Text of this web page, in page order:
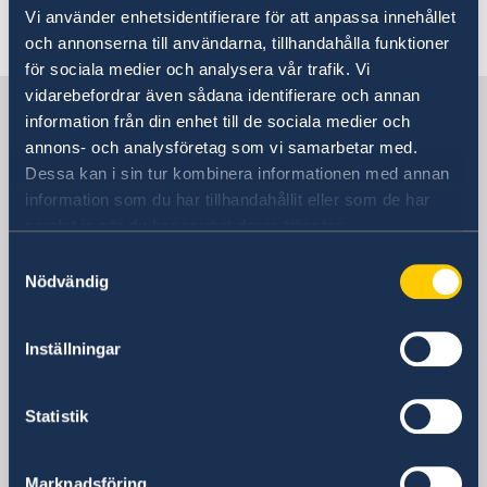
Vi använder enhetsidentifierare för att anpassa innehållet
och annonserna till användarna, tillhandahålla funktioner
för sociala medier och analysera vår trafik. Vi
vidarebefordrar även sådana identifierare och annan
information från din enhet till de sociala medier och
annons- och analysföretag som vi samarbetar med.
Dessa kan i sin tur kombinera informationen med annan
information som du har tillhandahållit eller som de har
Nödvändig
Inställningar
Statistik
Marknadsföring
Sverige i Egypten
SVERIGES AMBASSAD
Besöksadress
Kairo
Embassy of Sweden
13, Mohamed Mazhar St.
Egypten
+20 2 2728 9200